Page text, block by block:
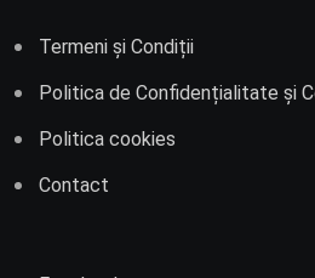
Termeni și Condiții
Politica de Confidențialitate și
Politica cookies
Contact